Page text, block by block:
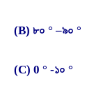
(B) ৮০ ° –৯০ °
(C) 0 ° -১০ °